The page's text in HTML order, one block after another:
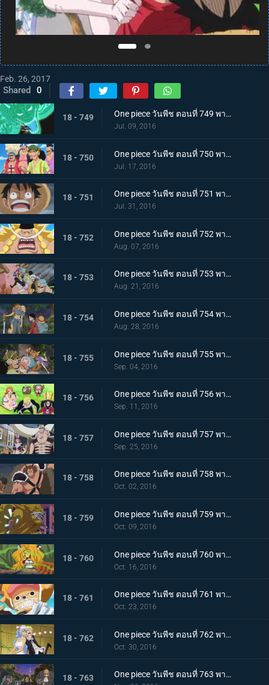
Feb. 26, 2017
Shared 0
18 - 749 One piece วันพีช ตอนที่ 749 พากย์ไทย ปะดาบเลือดเดือด! ลอว์ โซโล มาถึงแล้ว!
Jul. 09, 2016
18 - 750 One piece วันพีช ตอนที่ 750 พากย์ไทย เข้าตาจน! ลูฟี่สุดขีดการต่อสู้ที่ร้อนระอุ!
Jul. 17, 2016
18 - 751 One piece วันพีช ตอนที่ 751 พากย์ไทย การผจญภัยครั้งใหม่ถึงแล้ว โซ เกาะลึกลับ!
Jul. 31, 2016
18 - 752 One piece วันพีช ตอนที่ 752 พากย์ไทย เจ็ดเทพโจรสลัดคนใหม่! ลูกชายของหนวดขาวในตำนานปรากฏตัว!
Aug. 07, 2016
18 - 753 One piece วันพีช ตอนที่ 753 พากย์ไทย ไฟระห่ำท้าตาย! การผจญภัยครั้งใหญ่บนหลังช้างยักษ์!
Aug. 21, 2016
18 - 754 One piece วันพีช ตอนที่ 754 พากย์ไทย เปิดฉากการต่อสู้! ลูฟี่ ปะทะ เผ่ามิงค์!
Aug. 28, 2016
18 - 755 One piece วันพีช ตอนที่ 755 พากย์ไทย การ์ชู! กลุ่มหมวกฟางกลับมารวมตัวกันอีกครั้ง!
Sep. 04, 2016
18 - 756 One piece วันพีช ตอนที่ 756 พากย์ไทย เปิดเกมโต้กลับ! วีรกรรมครั้งใหญ่ของกลุ่มฟางม้วน!
Sep. 11, 2016
18 - 757 One piece วันพีช ตอนที่ 757 พากย์ไทย การมาเยือนของภัยคุกคาม! กลุ่มโจรสลัดร้อยอสูรแจ๊ค!
Sep. 25, 2016
18 - 758 One piece วันพีช ตอนที่ 758 พากย์ไทย ราชาแห่งทิวา ดยุคอินุอาราชิปรากฏตัว!
Oct. 02, 2016
18 - 759 One piece วันพีช ตอนที่ 759 พากย์ไทย ราชาแห่งกลางคืน! นายท่านเนโกะมะมุชิปรากฏตัว!
Oct. 09, 2016
18 - 760 One piece วันพีช ตอนที่ 760 พากย์ไทย เมืองหลวงพินาศ กลุ่มฟางม้วนขึ้นเกาะ!
Oct. 16, 2016
18 - 761 One piece วันพีช ตอนที่ 761 พากย์ไทย เวลาเหลือน้อย! สายใยของเผ่ามิงค์กับกลุ่มหมวกฟาง!
Oct. 23, 2016
18 - 762 One piece วันพีช ตอนที่ 762 พากย์ไทย อันธพาลกลับบ้าน นักฆ่าของสี่จักรพรรดิบิ๊กมัม
Oct. 30, 2016
18 - 763 One piece วันพีช ตอนที่ 763 พากย์ไทย เบื้องหลังการหายตัวไป! ซันจิกับจดหมายเชิญที่น่าสะพรึง!